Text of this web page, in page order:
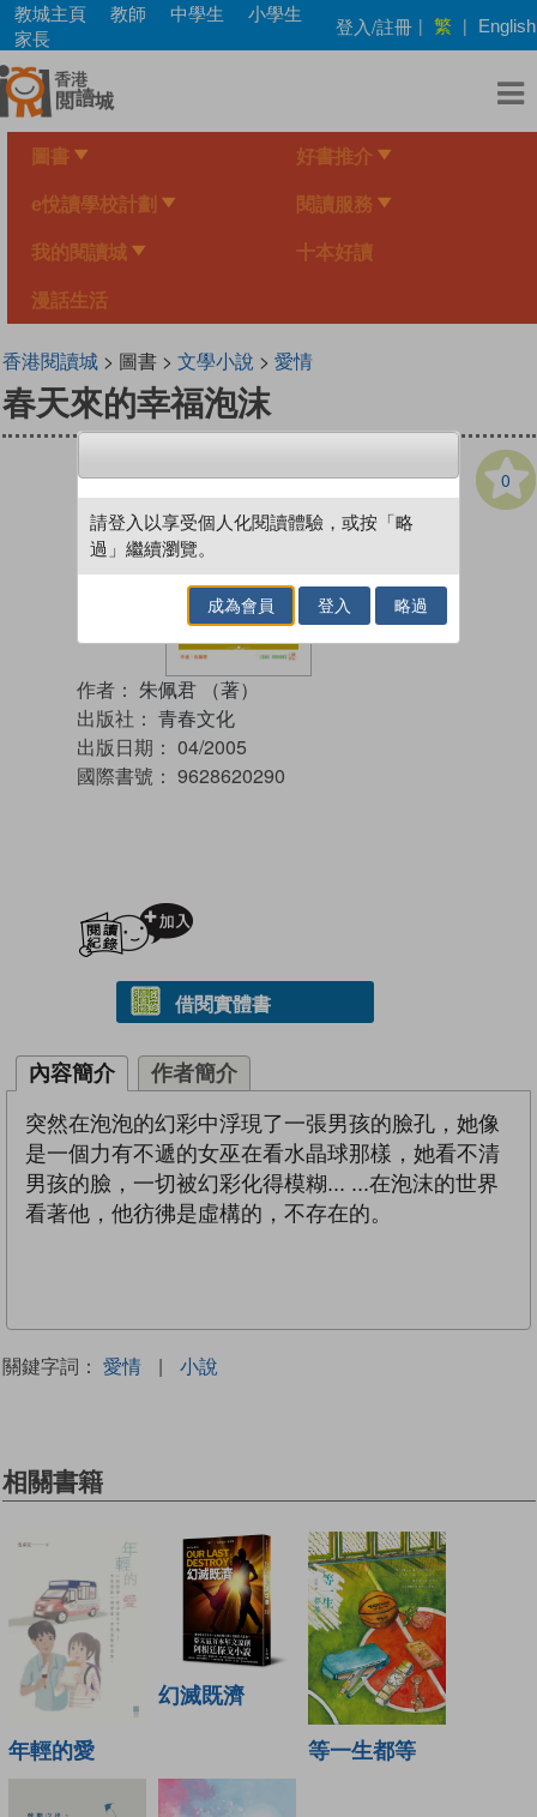
Skip
main
content
教城主頁 教師 中學生
小學生
家長
登入/註冊 | 繁 | English
圖書 好書推介
e悅讀學校計劃 閱讀服務
我的閱讀城 十本好讀
漫話生活
香港閱讀城> 圖書 > 文學小說 > 愛情
春天來的幸福泡沫
0
作者： 朱佩君 （著）
出版社： 青春文化
出版日期： 04/2005
國際書號： 9628620290
借閱實體書
內容簡介 作者簡介
突然在泡泡的幻彩中浮現了一張男孩的臉孔，她像
是一個力有不遞的女巫在看水晶球那樣，她看不清
男孩的臉，一切被幻彩化得模糊... ...在泡沫的世界
看著他，他彷彿是虛構的，不存在的。
關鍵字詞： 愛情 | 小說
相關書籍
年輕的愛
幻滅既濟
等一生都等
請登入以享受個人化閱讀體驗，或按「略
過」繼續瀏覽。
成為會員 登入 略過